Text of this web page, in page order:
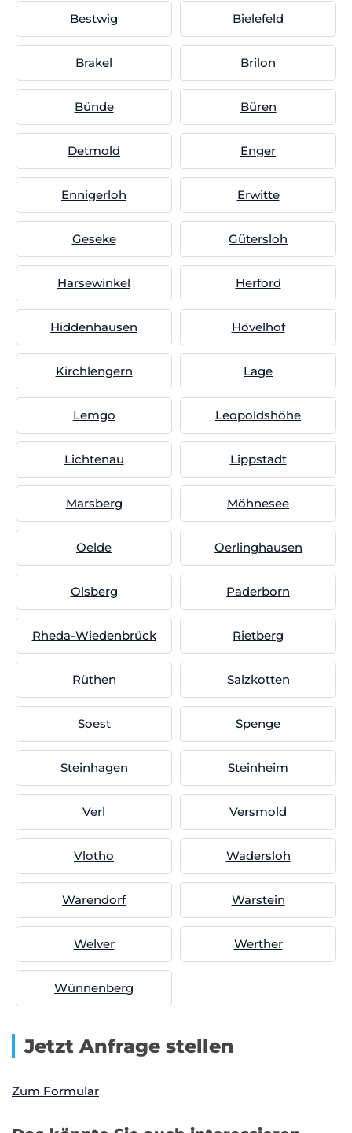
Bestwig Bielefeld
Brakel Brilon
Bünde Büren
Detmold Enger
Ennigerloh Erwitte
Geseke Gütersloh
Harsewinkel Herford
Hiddenhausen Hövelhof
Kirchlengern Lage
Lemgo Leopoldshöhe
Lichtenau Lippstadt
Marsberg Möhnesee
Oelde Oerlinghausen
Olsberg Paderborn
Rheda-Wiedenbrück Rietberg
Rüthen Salzkotten
Soest Spenge
Steinhagen Steinheim
Verl Versmold
Vlotho Wadersloh
Warendorf Warstein
Welver Werther
Wünnenberg
Jetzt Anfrage stellen
Zum Formular